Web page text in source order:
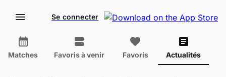
Se connecter
Matches Favoris à venir Favoris Actualités